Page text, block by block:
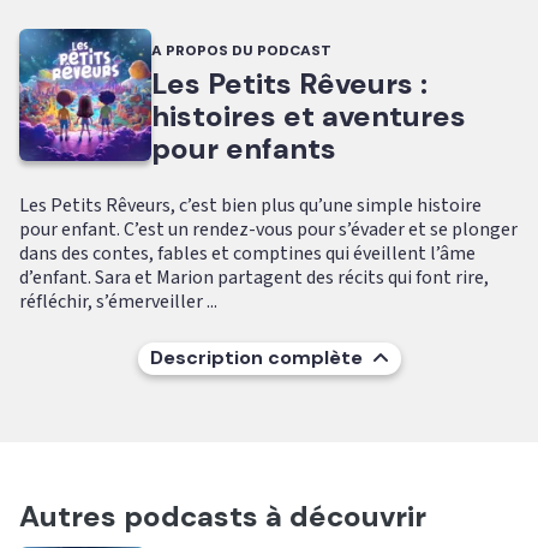
A PROPOS DU PODCAST
Les Petits Rêveurs :
histoires et aventures
pour enfants
Les Petits Rêveurs, c’est bien plus qu’une simple histoire
pour enfant. C’est un rendez-vous pour s’évader et se plonger
dans des contes, fables et comptines qui éveillent l’âme
d’enfant. Sara et Marion partagent des récits qui font rire,
réfléchir, s’émerveiller ...
Description complète
Autres podcasts à découvrir